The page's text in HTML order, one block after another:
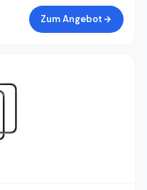
Zum Angebot